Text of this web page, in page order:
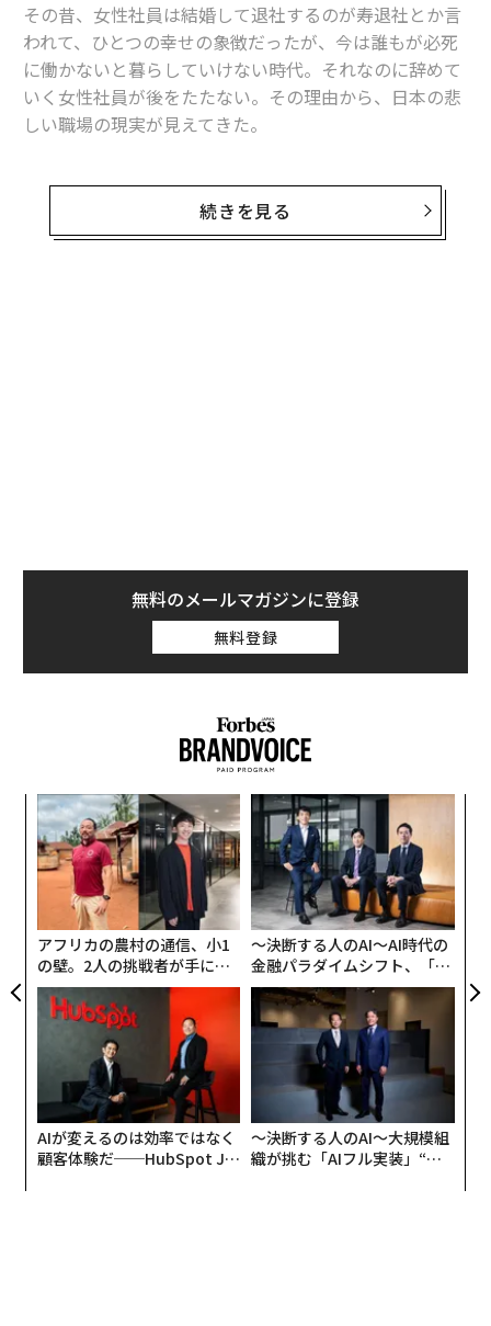
その昔、女性社員は結婚して退社するのが寿退社とか言
われて、ひとつの幸せの象徴だったが、今は誰もが必死
に働かないと暮らしていけない時代。それなのに辞めて
いく女性社員が後をたたない。その理由から、日本の悲
しい職場の現実が見えてきた。
居心地のいいSNS「GRAVITY」を提供するHiClub（ハイ
クラブ）は、20歳から39歳までの女性544人を対象に退
職理由に関するアンケート調査を実施した。このうち退
生労働省の『令和3年雇用動向調査結果の概況』によれ
ば、2021年の男女の賃金格差は男性を100とすると女性
が75.2と世界的に見ても大きい。
3位は体調不良。病気なら仕方ないと思うが、「人間関
係、業務過多、睡眠時間の減少、さまざまな理由でキャ
パオーバー。体調を壊してしまった」、「ストレスから
くる体調不良で仕事を辞めてしまった」、「仕事のしす
ぎで体が動かなくなってしまった」など、人間関係や4位
の長時間残業が原因という人がいる。体調不良は理由で
はなく、劣悪な職場で働いた結果だ。
4位は休日出勤と長時間残業、5位はパワハラ、6位は社
風と、職場の問題が続く。7位にようやくキャリアアッ
プという前向きな理由が現れたかと思えば、8位は結
婚。夫の仕事を優先させると自分が辞めなければならな
いという理由が多く、「寿」感はない。
9位は会社の将来性。よろしくない会社に就職してしま
ったということだ。これも1位から6位までの会社原因。
そして10位は出産と育児。「いまだに男性は育児休暇を
続きを見る
無料のメールマガジンに登録
無料登録
アフリカの農村の通信、小1
の壁。2人の挑戦者が手にし
た「次なる武器」
〜決断する人のAI〜AI時代の
金融パラダイムシフト、「超
個別化」の核心 【MUFG×ウ
ェルスナビ×PwC】
AIが変えるのは効率ではなく
顧客体験だ──HubSpot Ja
〜決断する人のAI〜大規模組
織が挑む「AIフル実装」“使